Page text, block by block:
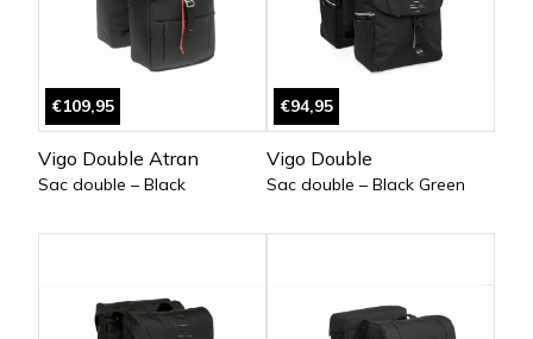
€109,95
Vigo Double Atran
Sac double – Black
€94,95
Vigo Double
Sac double – Black Green